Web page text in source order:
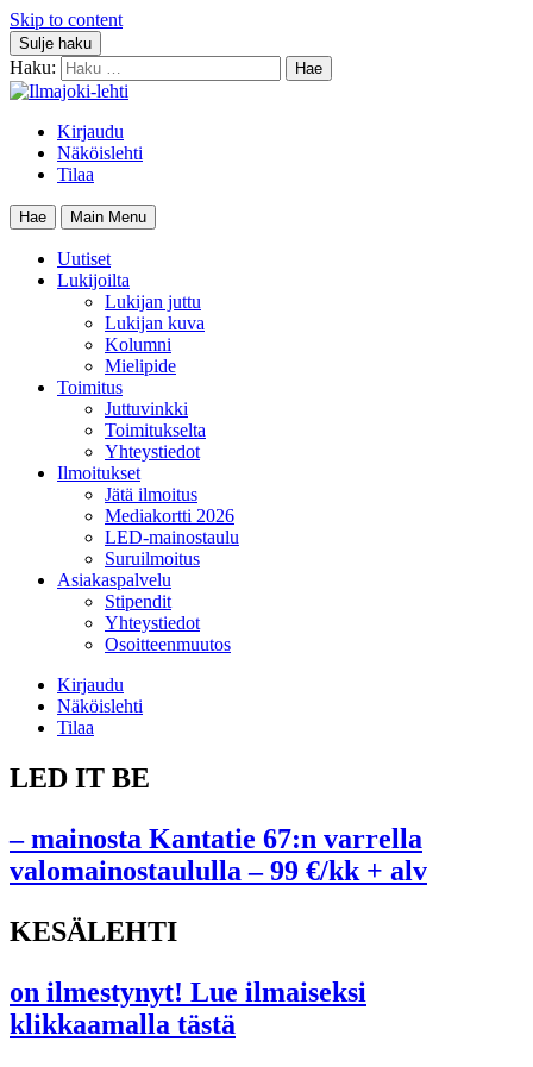
Skip to content
Sulje haku
Haku:
Kirjaudu
Näköislehti
Tilaa
Hae Main Menu
Uutiset
Lukijoilta
Lukijan juttu
Lukijan kuva
Kolumni
Mielipide
Toimitus
Juttuvinkki
Toimitukselta
Yhteystiedot
Ilmoitukset
Jätä ilmoitus
Mediakortti 2026
LED-mainostaulu
Suruilmoitus
Asiakaspalvelu
Stipendit
Yhteystiedot
Osoitteenmuutos
Kirjaudu
Näköislehti
Tilaa
LED IT BE
– mainosta Kantatie 67:n varrella
valomainostaululla – 99 €/kk + alv
KESÄLEHTI
on ilmestynyt! Lue ilmaiseksi
klikkaamalla tästä